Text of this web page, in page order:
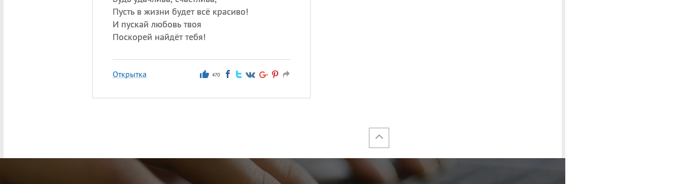
Пусть в жизни будет всё красиво!
И пускай любовь твоя
Поскорей найдёт тебя!
Открытка 470